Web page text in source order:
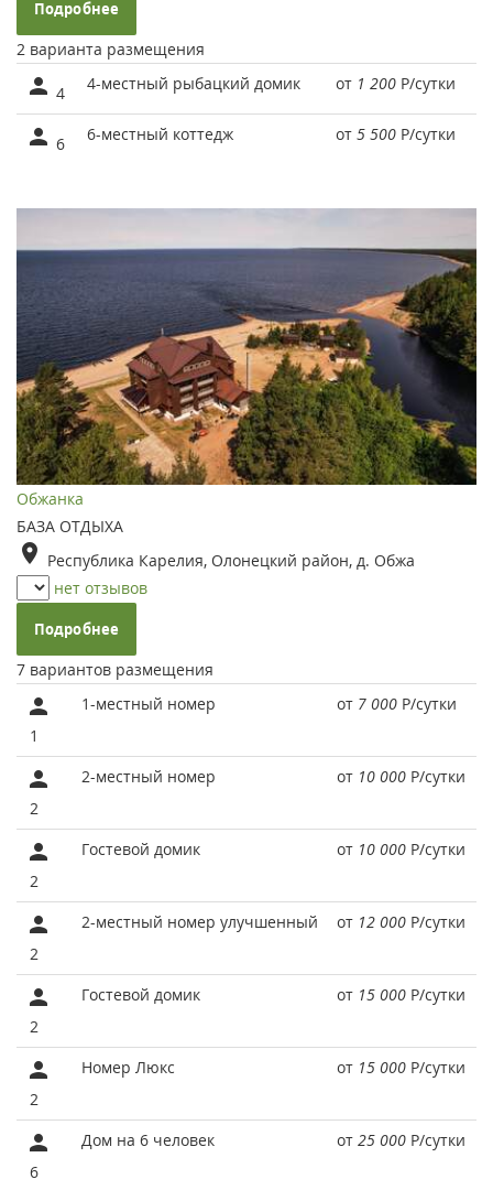
Подробнее
2 варианта размещения
4 4-местный рыбацкий домик от 1 200 Р/сутки
6 6-местный коттедж от 5 500 Р/сутки
Обжанка
БАЗА ОТДЫХА
Республика Карелия, Олонецкий район, д. Обжа
нет отзывов
Подробнее
7 вариантов размещения
1
1-местный номер от 7 000 Р/сутки
2
2-местный номер от 10 000 Р/сутки
2
Гостевой домик от 10 000 Р/сутки
2
2-местный номер улучшенный от 12 000 Р/сутки
2
Гостевой домик от 15 000 Р/сутки
2
Номер Люкс от 15 000 Р/сутки
6
Дом на 6 человек от 25 000 Р/сутки